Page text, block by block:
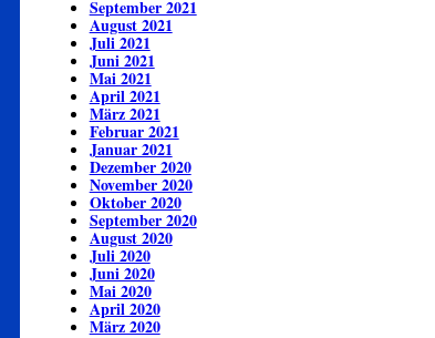
September 2021
August 2021
Juli 2021
Juni 2021
Mai 2021
April 2021
März 2021
Februar 2021
Januar 2021
Dezember 2020
November 2020
Oktober 2020
September 2020
August 2020
Juli 2020
Juni 2020
Mai 2020
April 2020
März 2020